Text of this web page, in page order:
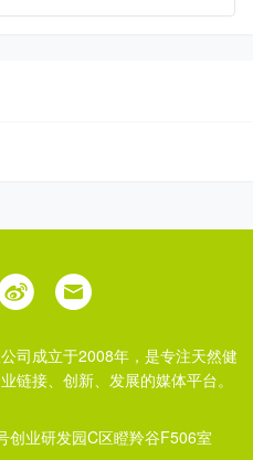
司成立于2008年，是专注天然健
链接、创新、发展的媒体平台。
创业研发园C区瞪羚谷F506室